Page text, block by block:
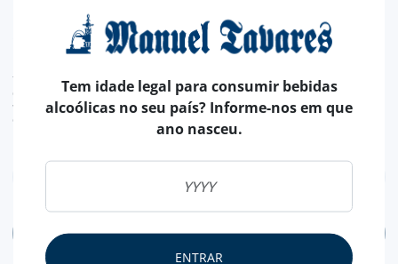
30€
TAXA LEGAL EM VIGOR INCLUÍDO.
despesas de envio calculadas na finalização da compra
valor de conversão meramente indicativo, sendo a transação da encomenda, efetuada
em euros (€).
ADICIONAR
Tem idade legal para consumir bebidas
alcoólicas no seu país? Informe-nos em que
ano nasceu.
ENTRAR